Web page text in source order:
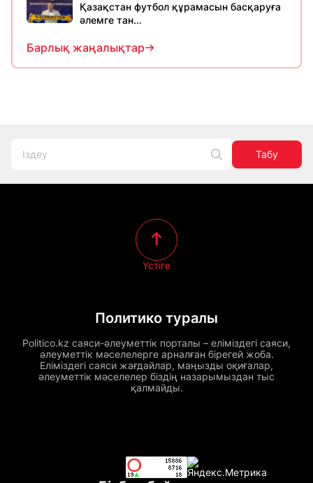
Қазақстан футбол құрамасын басқаруға
әлемге тан...
Барлық жаңалықтар
Табу
Политико туралы
Politico.kz саяси-әлеуметтік порталы – еліміздегі саяси,
әлеуметтік мәселелерге арналған бірегей жоба.
Еліміздегі саяси жағдайлар, маңызды оқиғалар,
әлеуметтік мәселелер біздің назарымыздан тыс
қалмайды.
Үстіге